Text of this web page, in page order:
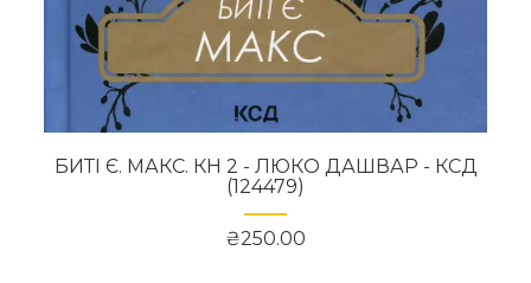
БИТІ Є. МАКС. КН 2 - ЛЮКО ДАШВАР - КСД
(124479)
₴250.00